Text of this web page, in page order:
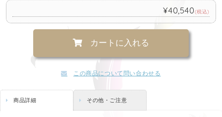
¥40,540(税込)
カートに入れる
この商品について問い合わせる
商品詳細 その他・ご注意